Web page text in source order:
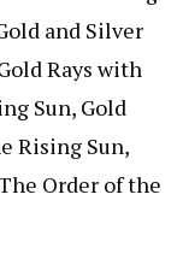
and Silver
Rays with
Sun, Gold
Rising Sun,
Order of the